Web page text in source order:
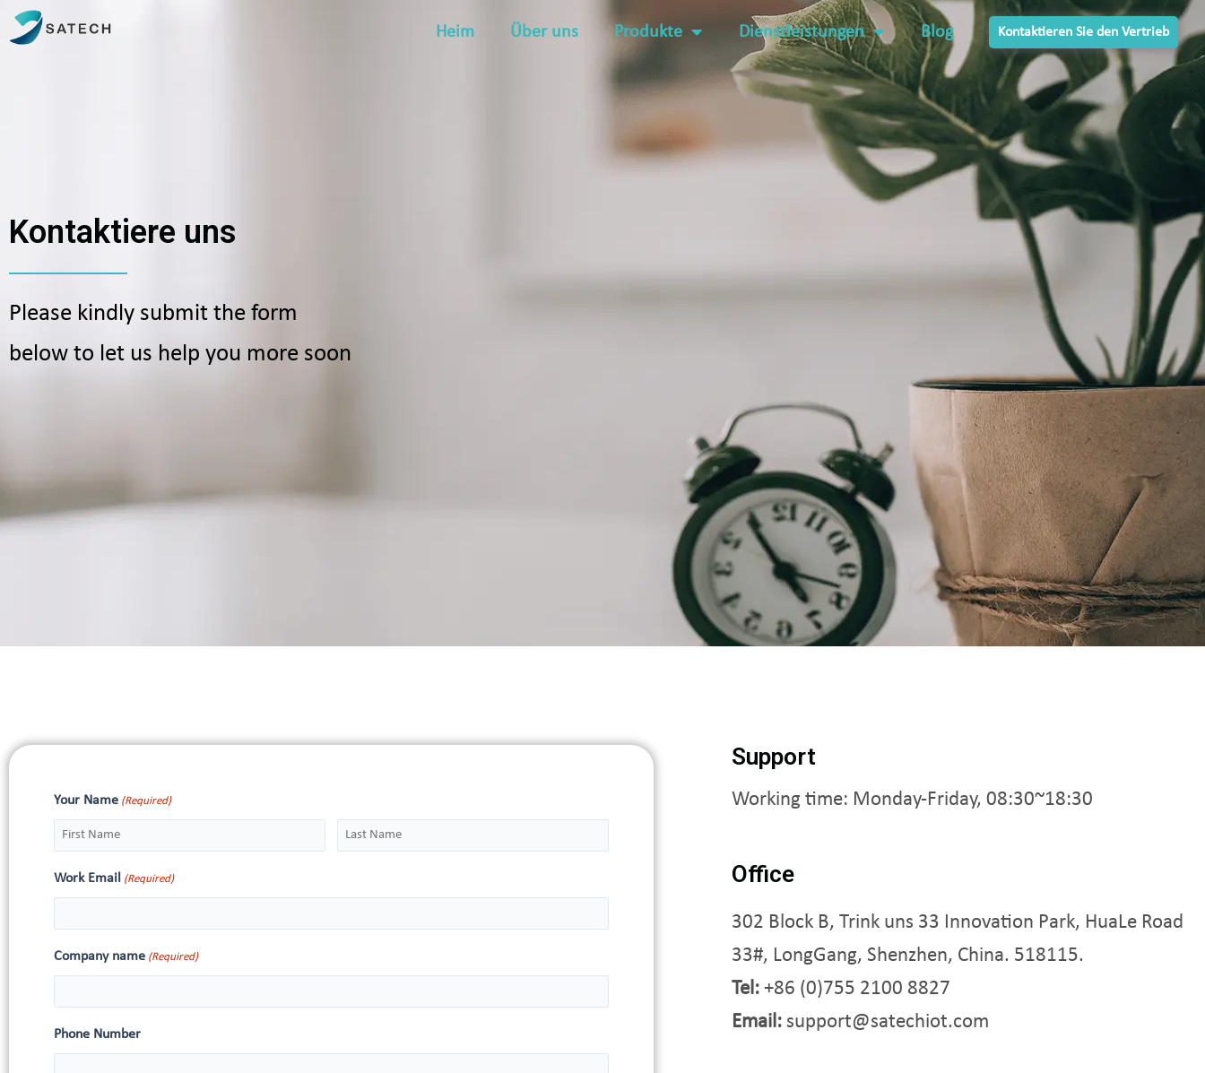
Heim Über uns Produkte Dienstleistungen Blog Kontaktieren Sie den Vertrieb
Kontaktiere uns
Please kindly submit the form
below to let us help you more soon
Your Name (Required)
Work Email (Required)
Company name (Required)
Phone Number
Support
Working time: Monday-Friday, 08:30~18:30
Office
302 Block B, Trink uns 33 Innovation Park, HuaLe Road
33#, LongGang, Shenzhen, China. 518115.
Tel: +86 (0)755 2100 8827
Email: support@satechiot.com